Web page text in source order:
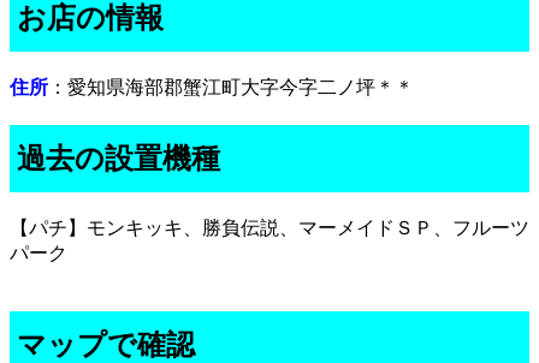
お店の情報
住所 ：愛知県海部郡蟹江町大字今字二ノ坪＊＊
過去の設置機種
【パチ】モンキッキ、勝負伝説、マーメイドＳＰ、フルーツ
パーク
マップで確認